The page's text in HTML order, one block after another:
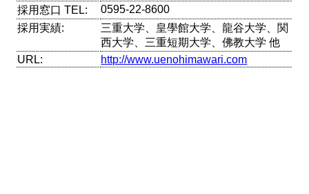
採用窓口 TEL:
0595-22-8600
採用実績:
三重大学、皇學館大学、龍谷大学、関
西大学、三重短期大学、佛教大学 他
URL:
http://www.uenohimawari.com